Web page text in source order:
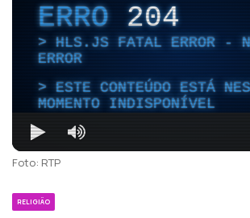
ERRO204
HLS.JS FATAL ERROR -
ERROR
ESTE CONTEÚDO ESTÁ
MOMENTO INDISPONÍVEL
Foto: RTP
RELIGIÃO